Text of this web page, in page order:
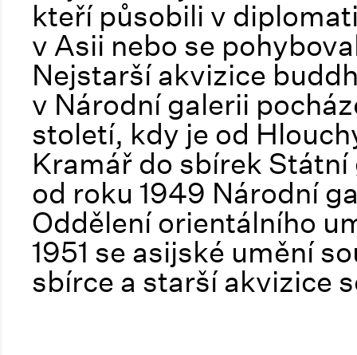
kteří působili v
v Asii nebo se
Nejstarší akvizice
v Národní galerii
století, kdy je od
Kramář do sbírek
od roku 1949 Národní
Oddělení orientálního
1951 se asijské umění
sbírce a starší akvizice